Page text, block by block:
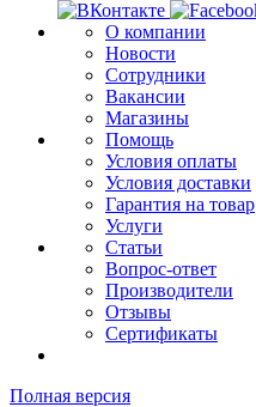
О компании
Новости
Сотрудники
Вакансии
Магазины
Помощь
Условия оплаты
Условия доставки
Гарантия на товар
Услуги
Статьи
Вопрос-ответ
Производители
Отзывы
Сертификаты
Полная версия